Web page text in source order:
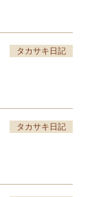
タカサキ日記
タカサキ日記